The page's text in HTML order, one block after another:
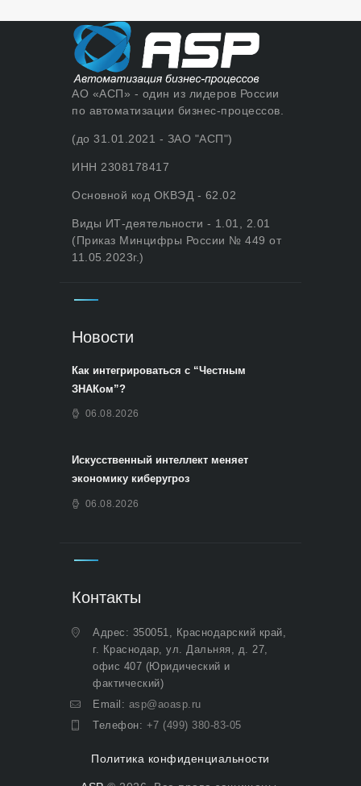
АО «АСП» - один из лидеров России
по автоматизации бизнес-процессов.
(до 31.01.2021 - ЗАО "АСП")
ИНН 2308178417
Основной код ОКВЭД - 62.02
Виды ИТ-деятельности - 1.01, 2.01
(Приказ Минцифры России № 449 от
11.05.2023г.)
Новости
Как интегрироваться с “Честным
ЗНАКом”?
06.08.2026
Искусственный интеллект меняет
экономику киберугроз
06.08.2026
Контакты
Адрес: 350051, Краснодарский край,
г. Краснодар, ул. Дальняя, д. 27,
офис 407 (Юридический и
фактический)
Email: asp@aoasp.ru
Телефон: +7 (499) 380-83-05
Политика конфиденциальности